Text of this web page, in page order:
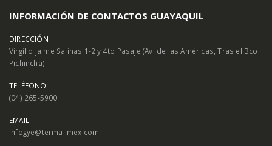
INFORMACIÓN DE CONTACTOS GUAYAQUIL
DIRECCIÓN
Virgilio Jaime Salinas 1-2 y 4to Pasaje (Av. de las Américas, Tras el Bco.
Pichincha)
TELÉFONO
(04) 265-5900
EMAIL
infogye@termalimex.com